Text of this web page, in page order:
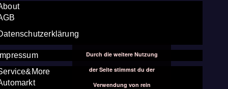
Durch die weitere Nutzung
der Seite stimmst du der
Verwendung von rein